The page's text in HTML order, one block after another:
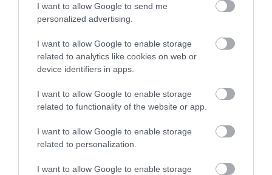
I want to allow Google to send me
personalized advertising.
I want to allow Google to enable storage
related to analytics like cookies on web or
device identifiers in apps.
I want to allow Google to enable storage
related to functionality of the website or app.
I want to allow Google to enable storage
related to personalization.
I want to allow Google to enable storage
ROVATOK
Kultúra
Tudomány
Utazás
Pénz
Gasztronómia